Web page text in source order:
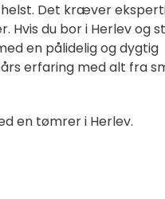
Det kræver
Hvis du bor i Herlev og
en pålidelig og dygtig
erfaring med alt fra
en tømrer i Herlev.